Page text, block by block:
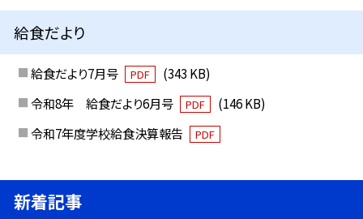
給食だより
給食だより7月号 PDF
(343 KB)
令和8年 給食だより6月号
PDF
(146 KB)
令和7年度学校給食決算報告
PDF
新着記事